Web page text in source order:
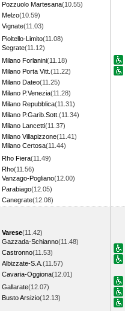
Pozzuolo Martesana(10.55)
Melzo(10.59)
Vignate(11.03)
Pioltello-Limito(11.08)
Segrate(11.12)
Milano Forlanini(11.18)
Milano Porta Vitt. (11.22)
Milano Dateo(11.25)
Milano P.Venezia(11.28)
Milano Repubblica(11.31)
Milano P.Garib.Sott. (11.34)
Milano Lancetti(11.37)
Milano Villapizzone(11.41)
Milano Certosa(11.44)
Rho Fiera(11.49)
Rho(11.56)
Vanzago-Pogliano(12.00)
Parabiago(12.05)
Canegrate(12.08)
Varese(11.42)
Gazzada-Schianno(11.48)
Castronno(11.53)
Albizzate-S.A. (11.57)
Cavaria-Oggiona(12.01)
Gallarate(12.07)
Busto Arsizio(12.13)